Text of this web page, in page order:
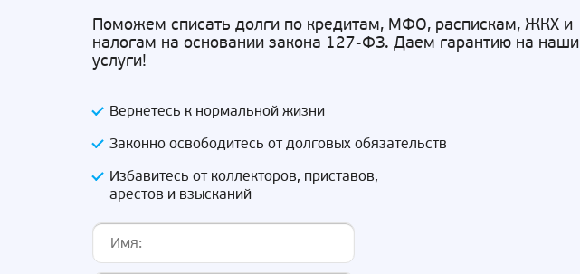
Поможем списать долги по кредитам, МФО, распискам, ЖКХ и
налогам на основании закона 127-ФЗ. Даем гарантию на наши
услуги!
Вернетесь к нормальной жизни
Законно освободитесь от долговых обязательств
Избавитесь от коллекторов, приставов,
арестов и взысканий